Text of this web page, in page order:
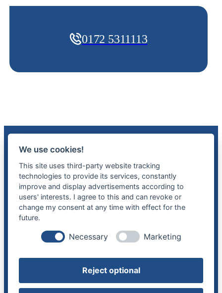
0172 5311113
Copyright © 2025 Giordano GmbH
Impressum| Datenschutz
Blaubeuren
Blaustein
Ehingen
Erbach
Günzburg
Nersingen
We use cookies!
This site uses third-party website tracking
technologies to provide its services, constantly
improve and display advertisements according to
users' interests. I agree to this and can revoke or
change my consent at any time with effect for the
future.
Necessary Marketing
Reject optional